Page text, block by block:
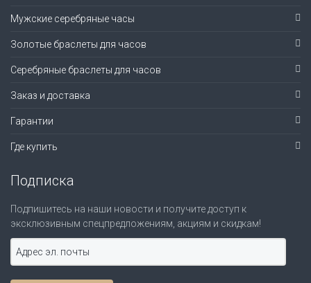
Мужские серебряные часы
Золотые браслеты для часов
Серебряные браслеты для часов
Заказ и доставка
Гарантии
Где купить
Подписка
Подпишитесь на наши новости и получите доступ к
эксклюзивным спецпредложениям, акциям и скидкам!